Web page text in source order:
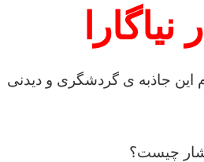
نیاگارا
این جاذبه ی گردشگری و دیدنی
چیست؟